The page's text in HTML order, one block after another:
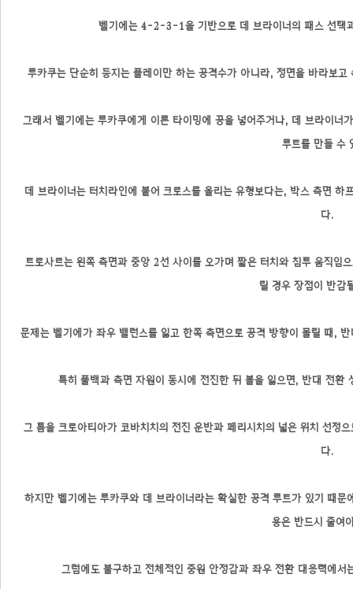
벨기에는 4-2-3-1을 기반으로 데 브라이너의 패스 선택
루카쿠는 단순히 등지는 플레이만 하는 공격수가 아니라, 정면을 바라보
그래서 벨기에는 루카쿠에게 이른 타이밍에 공을 넣어주거나, 데 브라이너
루트를 만들 수
데 브라이너는 터치라인에 붙어 크로스를 올리는 유형보다는, 박스 측면
다.
트로사르는 왼쪽 측면과 중앙 2선 사이를 오가며 짧은 터치와 침투 움직임
릴 경우 장점이 반감
문제는 벨기에가 좌우 밸런스를 잃고 한쪽 측면으로 공격 방향이 몰릴 때,
특히 풀백과 측면 자원이 동시에 전진한 뒤 볼을 잃으면, 반대 전환
그 틈을 크로아티아가 코바치치의 전진 운반과 페리시치의 넓은 위치 선정
다.
하지만 벨기에는 루카쿠와 데 브라이너라는 확실한 공격 루트가 있기 때
용은 반드시 줄여
그럼에도 불구하고 전체적인 중원 안정감과 좌우 전환 대응력에